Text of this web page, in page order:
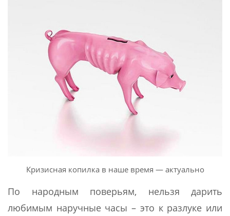
Кризисная копилка в наше время — актуально
По народным поверьям, нельзя дарить
любимым наручные часы – это к разлуке или